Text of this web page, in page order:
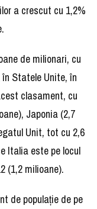
a crescut cu 1,2%
de milionari, cu
Statele Unite, în
clasament, cu
Japonia (2,7
Unit, tot cu 2,6
Italia este pe locul
(1,2 milioane).
de populaţie de pe